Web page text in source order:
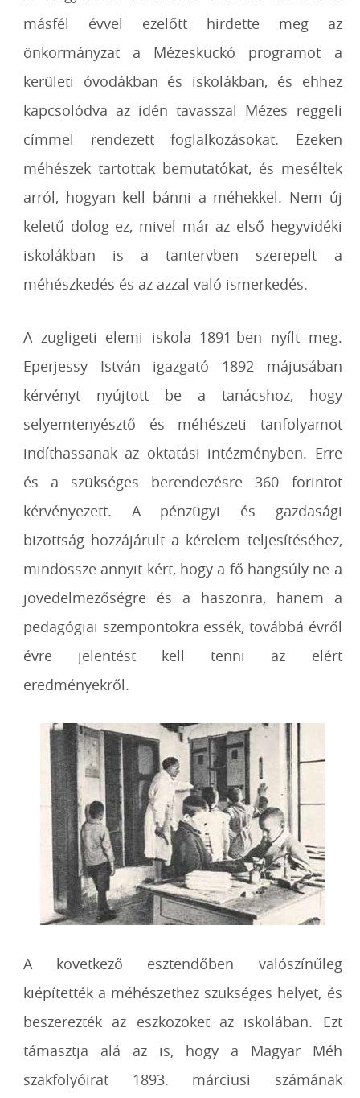
másfél évvel ezelőtt hirdette meg az
önkormányzat a Mézeskuckó programot a
kerületi óvodákban és iskolákban, és ehhez
kapcsolódva az idén tavasszal Mézes reggeli
címmel rendezett foglalkozásokat. Ezeken
méhészek tartottak bemutatókat, és meséltek
arról, hogyan kell bánni a méhekkel. Nem új
keletű dolog ez, mivel már az első hegyvidéki
iskolákban is a tantervben szerepelt a
méhészkedés és az azzal való ismerkedés.
A zugligeti elemi iskola 1891-ben nyílt meg.
Eperjessy István igazgató 1892 májusában
kérvényt nyújtott be a tanácshoz, hogy
selyemtenyésztő és méhészeti tanfolyamot
indíthassanak az oktatási intézményben. Erre
és a szükséges berendezésre 360 forintot
kérvényezett. A pénzügyi és gazdasági
bizottság hozzájárult a kérelem teljesítéséhez,
mindössze annyit kért, hogy a fő hangsúly ne a
jövedelmezőségre és a haszonra, hanem a
pedagógiai szempontokra essék, továbbá évről
évre jelentést kell tenni az elért
eredményekről.
A következő esztendőben valószínűleg
kiépítették a méhészethez szükséges helyet, és
beszerezték az eszközöket az iskolában. Ezt
támasztja alá az is, hogy a Magyar Méh
szakfolyóirat 1893. márciusi számának